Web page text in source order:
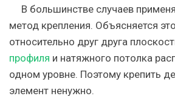
В большинстве случаев
метод крепления. Объясняется
относительно друг друга
профиля и натяжного потолка
одном уровне. Поэтому крепить
элемент ненужно.